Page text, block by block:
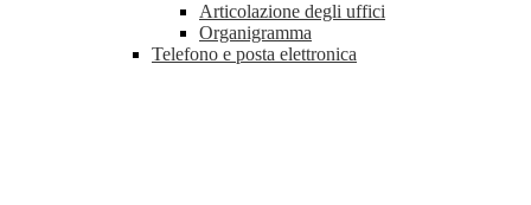
Articolazione degli uffici
Organigramma
Telefono e posta elettronica